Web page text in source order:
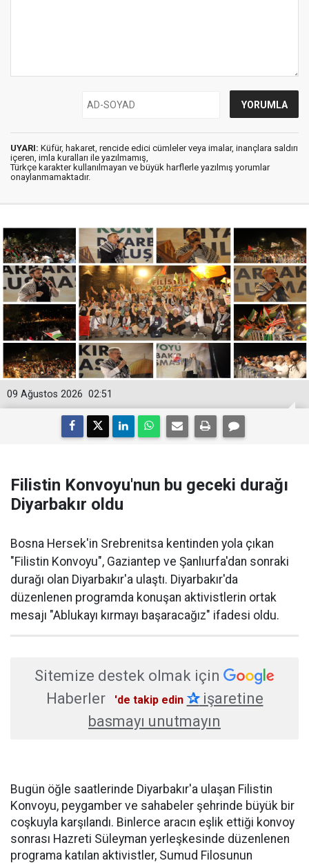
UYARI: Küfür, hakaret, rencide edici cümleler veya imalar, inançlara saldırı
içeren, imla kuralları ile yazılmamış,
Türkçe karakter kullanılmayan ve büyük harflerle yazılmış yorumlar
onaylanmamaktadır.
02:51
09 Ağustos 2026
Filistin Konvoyu'nun bu geceki durağı
Diyarbakır oldu
Bosna Hersek'in Srebrenitsa kentinden yola çıkan
"Filistin Konvoyu", Gaziantep ve Şanlıurfa'dan sonraki
durağı olan Diyarbakır'a ulaştı. Diyarbakır'da
düzenlenen programda konuşan aktivistlerin ortak
mesajı "Ablukayı kırmayı başaracağız" ifadesi oldu.
Sitemize destek olmak için
Haberler
'de takip edin ✰işaretine
basmayı unutmayın
Bugün öğle saatlerinde Diyarbakır'a ulaşan Filistin
Konvoyu, peygamber ve sahabeler şehrinde büyük bir
coşkuyla karşılandı. Binlerce aracın eşlik ettiği konvoy
sonrası Hazreti Süleyman yerleşkesinde düzenlenen
programa katılan aktivistler, Sumud Filosunun